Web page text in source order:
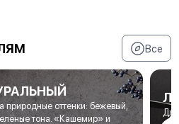
Все
природные оттенки: бежевый,
тона. «Кашемир» и
Для